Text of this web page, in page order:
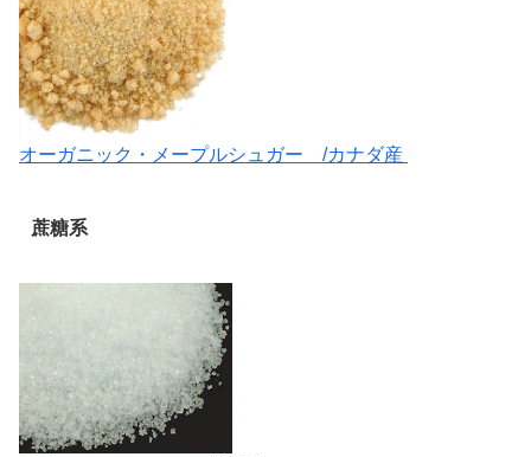
オーガニック・メープルシュガー /カナダ産
蔗糖系